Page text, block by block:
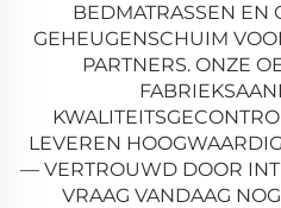
BEDMATRASSEN EN
GEHEUGENSCHUIM
PARTNERS. ONZE
LEVEREN
— VERTROUWD DOOR
VRAAG VANDAAG